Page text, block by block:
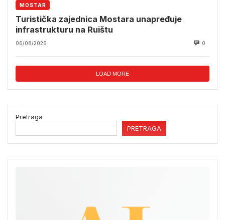
MOSTAR
Turistička zajednica Mostara unapređuje
infrastrukturu na Ruištu
06/08/2026 0
LOAD MORE
Pretraga
PRETRAGA